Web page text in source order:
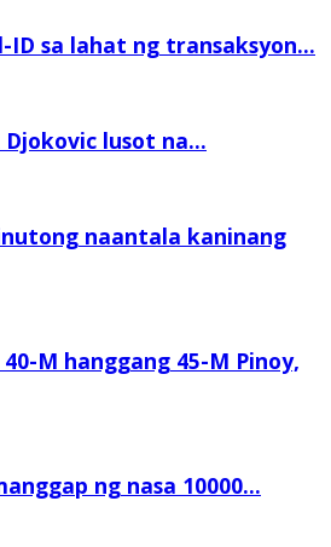
ID sa lahat ng transaksyon...
lusot na...
naantala kaninang
M hanggang 45-M Pinoy,
ng nasa 10000...